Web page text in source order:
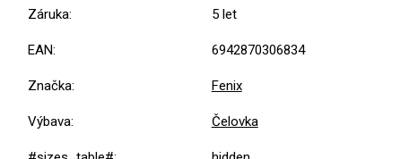
Záruka: 5 let
EAN: 6942870306834
Značka: Fenix
Výbava: Čelovka